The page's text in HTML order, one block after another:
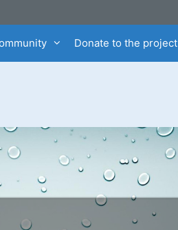
Donate to the project